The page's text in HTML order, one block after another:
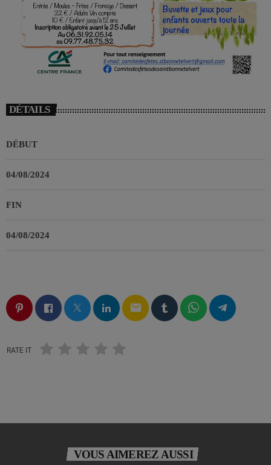
DÉTAILS
DÉBUT
04/08/2024
FIN
04/08/2024
email
RATE IT
VOUS AIMEREZ AUSSI